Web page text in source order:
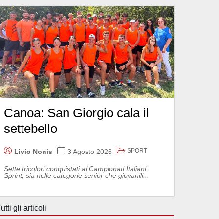
Canoa: San Giorgio cala il
settebello
Livio Nonis 3 Agosto 2026 SPORT
Sette tricolori conquistati ai Campionati Italiani
Sprint, sia nelle categorie senior che giovanili...
gli articoli